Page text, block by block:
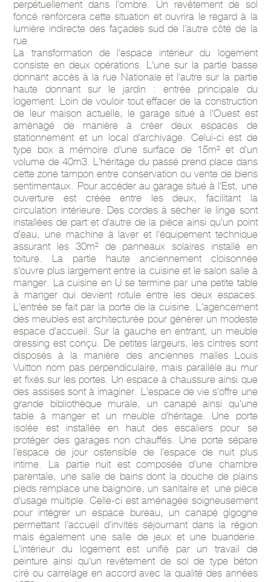
perpétuellement dans l'ombre. Un revêtement de sol
foncé renforcera cette situation et ouvrira le regard à la
lumière indirecte des façades sud de l'autre côté de la
rue.
La transformation de l'espace intérieur du logement
consiste en deux opérations. L'une sur la partie basse
donnant accès à la rue Nationale et l'autre sur la partie
haute donnant sur le jardin : entrée principale du
logement. Loin de vouloir tout effacer de la construction
de leur maison actuelle, le garage situé à l'Ouest est
aménagé de manière à créer deux espaces de
stationnement et un local d'archivage. Celui-ci est de
type box à mémoire d'une surface de 15m² et d'un
volume de 40m3. L'héritage du passé prend place dans
cette zone tampon entre conservation ou vente de biens
sentimentaux. Pour accéder au garage situé à l'Est, une
ouverture est créée entre les deux, facilitant la
circulation intérieure. Des cordes à sécher le linge sont
installées de part et d'autre de la pièce ainsi qu'un point
d'eau, une machine à laver et l'équipement technique
assurant les 30m² de panneaux solaires installé en
toiture. La partie haute anciennement cloisonnée
s'ouvre plus largement entre la cuisine et le salon salle à
manger. La cuisine en U se termine par une petite table
à manger qui devient rotule entre les deux espaces.
L’entrée se fait par la porte de la cuisine. L'agencement
des meubles est architecturée pour générer un modeste
espace d'accueil. Sur la gauche en entrant, un meuble
dressing est conçu. De petites largeurs, les cintres sont
disposés à la manière des anciennes malles Louis
Vuitton nom pas perpendiculaire, mais parallèle au mur
et fixés sur les portes. Un espace à chaussure ainsi que
des assises sont à imaginer. L'espace de vie s'offre une
grande bibliothèque murale, un canapé ainsi qu'une
table à manger et un meuble d'héritage. Une porte
isolée est installée en haut des escaliers pour se
protéger des garages non chauffés. Une porte sépare
l'espace de jour ostensible de l'espace de nuit plus
intime. La partie nuit est composée d'une chambre
parentale, une salle de bains dont la douche de plains
pieds remplace une baignoire, un sanitaire et une pièce
d'usage multiple. Celle-ci est aménagée soigneusement
pour intégrer un espace bureau, un canapé gigogne
permettant l'accueil d'invités séjournant dans la région
mais également une salle de jeux et une buanderie.
L'intérieur du logement est unifié par un travail de
peinture ainsi qu'un revêtement de sol de type béton
ciré ou carrelage en accord avec la qualité des années